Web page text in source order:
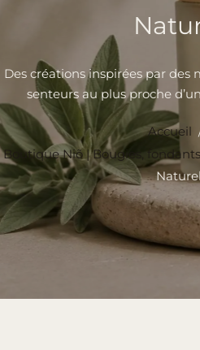
Des créations inspirées par des
senteurs au plus proche
Accueil
Boutique Niõ | Bougies,
Naturel